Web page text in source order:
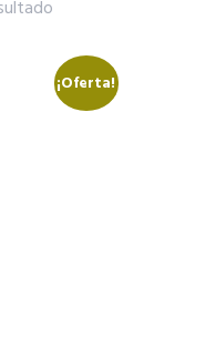
¡Oferta!